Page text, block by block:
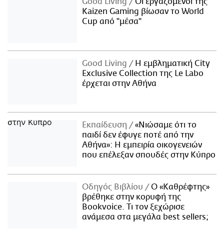
Kaizen Gaming βίωσαν το World
Cup από "μέσα"
Good Living
Η εμβληματική City
Exclusive Collection της Le Labo
έρχεται στην Αθήνα
Εκπαίδευση
«Νιώσαμε ότι το
παιδί δεν έφυγε ποτέ από την
Αθήνα»: Η εμπειρία οικογενειών
που επέλεξαν σπουδές στην Κύπρο
Οδηγός Βιβλίου
Ο «Καθρέφτης»
βρέθηκε στην κορυφή της
Bookvoice. Τι τον ξεχώρισε
ανάμεσα στα μεγάλα best sellers;